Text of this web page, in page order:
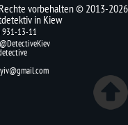
vorbehalten © 2013-2026
in Kiew
931-13-11
@DetectiveKiev